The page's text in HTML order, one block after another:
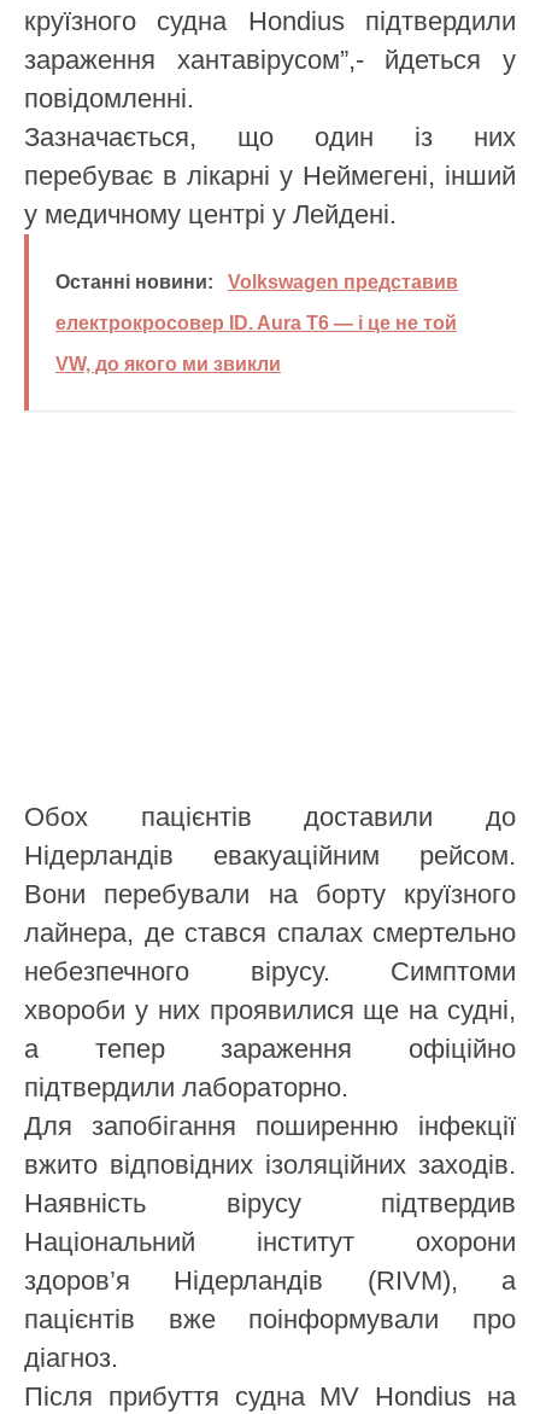
круїзного судна Hondius підтвердили
зараження хантавірусом”,- йдеться у
повідомленні.
Зазначається, що один із них
перебуває в лікарні у Неймегені, інший
у медичному центрі у Лейдені.
Останні новини:
Volkswagen представив
електрокросовер ID. Aura T6 — і це не той
VW, до якого ми звикли
Обох пацієнтів доставили до
Нідерландів евакуаційним рейсом.
Вони перебували на борту круїзного
лайнера, де стався спалах смертельно
небезпечного вірусу. Симптоми
хвороби у них проявилися ще на судні,
а тепер зараження офіційно
підтвердили лабораторно.
Для запобігання поширенню інфекції
вжито відповідних ізоляційних заходів.
Наявність вірусу підтвердив
Національний інститут охорони
здоров’я Нідерландів (RIVM), а
пацієнтів вже поінформували про
діагноз.
Після прибуття судна MV Hondius на